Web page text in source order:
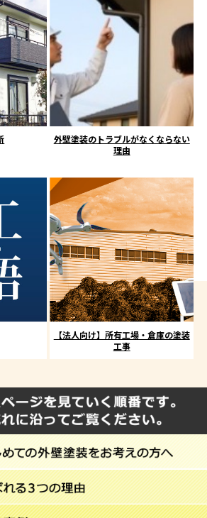
外壁塗装のトラブルがなくならない
理由
【法人向け】所有工場・倉庫の塗装
工事